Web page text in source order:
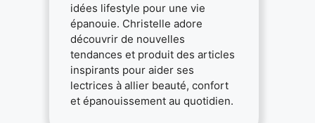
idées lifestyle pour une vie
épanouie. Christelle adore
découvrir de nouvelles
tendances et produit des articles
inspirants pour aider ses
lectrices à allier beauté, confort
et épanouissement au quotidien.